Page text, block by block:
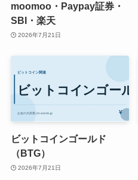
moomoo・Paypay証券・
SBI・楽天
2026年7月21日
ビットコインゴールド
（BTG）
2026年7月21日